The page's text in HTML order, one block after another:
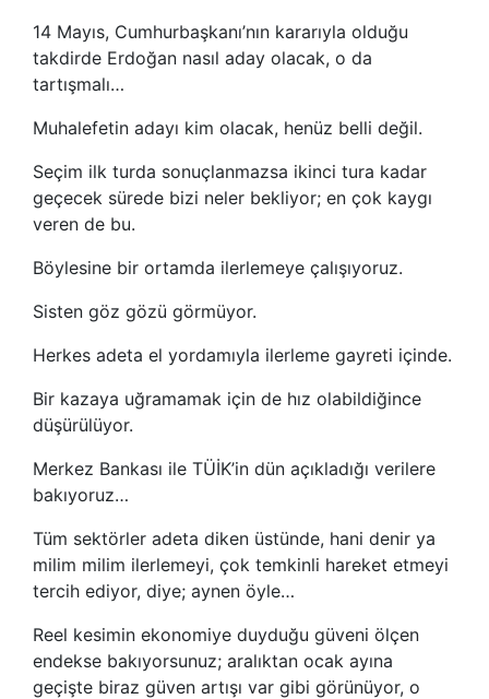
14 Mayıs, Cumhurbaşkanı’nın kararıyla olduğu
takdirde Erdoğan nasıl aday olacak, o da
tartışmalı…
Muhalefetin adayı kim olacak, henüz belli değil.
Seçim ilk turda sonuçlanmazsa ikinci tura kadar
geçecek sürede bizi neler bekliyor; en çok kaygı
veren de bu.
Böylesine bir ortamda ilerlemeye çalışıyoruz.
Sisten göz gözü görmüyor.
Herkes adeta el yordamıyla ilerleme gayreti içinde.
Bir kazaya uğramamak için de hız olabildiğince
düşürülüyor.
Merkez Bankası ile TÜİK’in dün açıkladığı verilere
bakıyoruz…
Tüm sektörler adeta diken üstünde, hani denir ya
milim milim ilerlemeyi, çok temkinli hareket etmeyi
tercih ediyor, diye; aynen öyle…
Reel kesimin ekonomiye duyduğu güveni ölçen
endekse bakıyorsunuz; aralıktan ocak ayına
geçişte biraz güven artışı var gibi görünüyor, o